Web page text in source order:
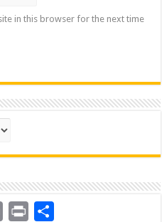
in this browser for the next time
Email Print